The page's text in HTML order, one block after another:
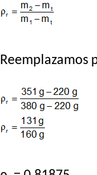
Reemplazamos